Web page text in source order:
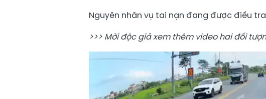
Nguyên nhân vụ tai nạn đang được điều
>>> Mời độc giả xem thêm video hai đối